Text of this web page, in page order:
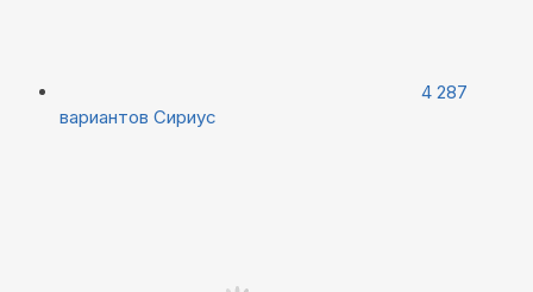
4 287
вариантов Сириус